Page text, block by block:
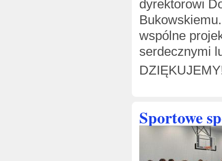
dyrektorowi
wspólne
serdecznymi
Sportowe